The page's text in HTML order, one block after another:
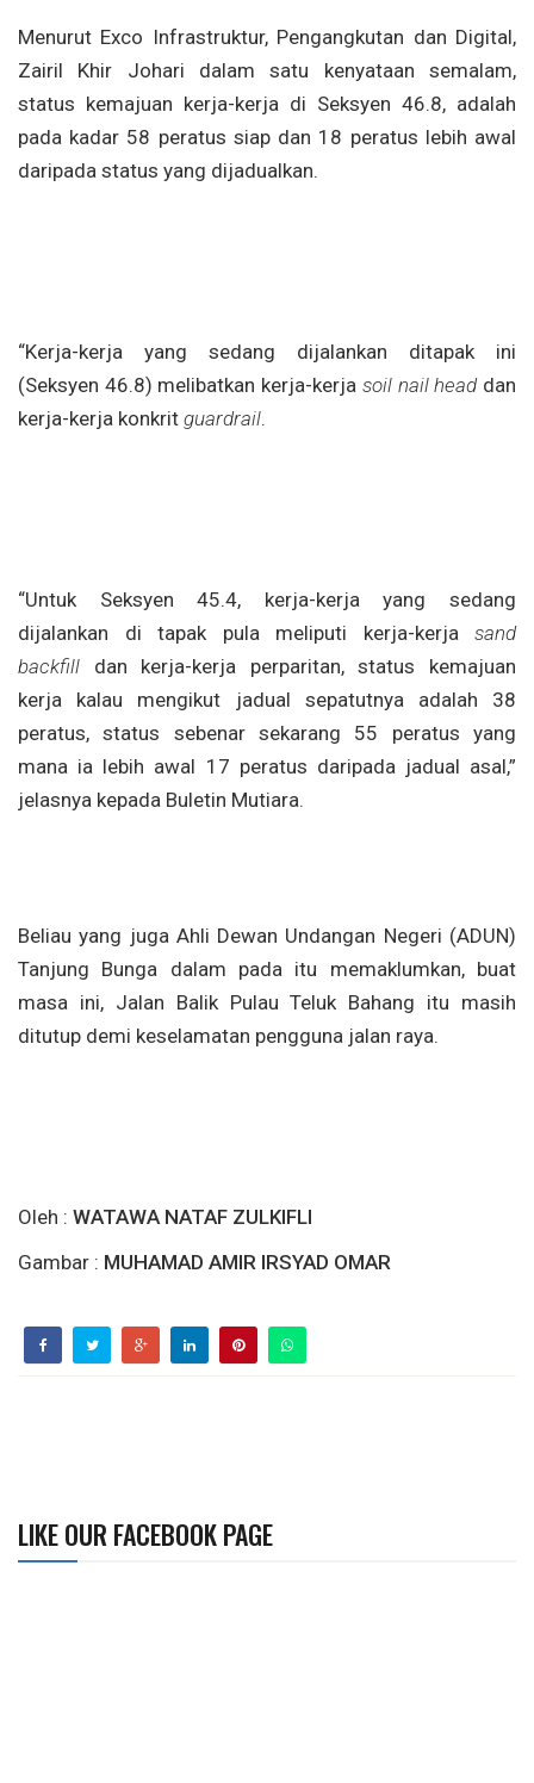
Menurut Exco Infrastruktur, Pengangkutan dan Digital,
Zairil Khir Johari dalam satu kenyataan semalam,
status kemajuan kerja-kerja di Seksyen 46.8, adalah
pada kadar 58 peratus siap dan 18 peratus lebih awal
daripada status yang dijadualkan.
“Kerja-kerja yang sedang dijalankan ditapak ini
(Seksyen 46.8) melibatkan kerja-kerja soil nail headdan
kerja-kerja konkrit guardrail.
“Untuk Seksyen 45.4, kerja-kerja yang sedang
dijalankan di tapak pula meliputi kerja-kerja sand
backfill dan kerja-kerja perparitan, status kemajuan
kerja kalau mengikut jadual sepatutnya adalah 38
peratus, status sebenar sekarang 55 peratus yang
mana ia lebih awal 17 peratus daripada jadual asal,”
jelasnya kepada Buletin Mutiara.
Beliau yang juga Ahli Dewan Undangan Negeri (ADUN)
Tanjung Bunga dalam pada itu memaklumkan, buat
masa ini, Jalan Balik Pulau Teluk Bahang itu masih
ditutup demi keselamatan pengguna jalan raya.
Oleh : WATAWA NATAF ZULKIFLI
Gambar : MUHAMAD AMIR IRSYAD OMAR
LIKE OUR FACEBOOK PAGE